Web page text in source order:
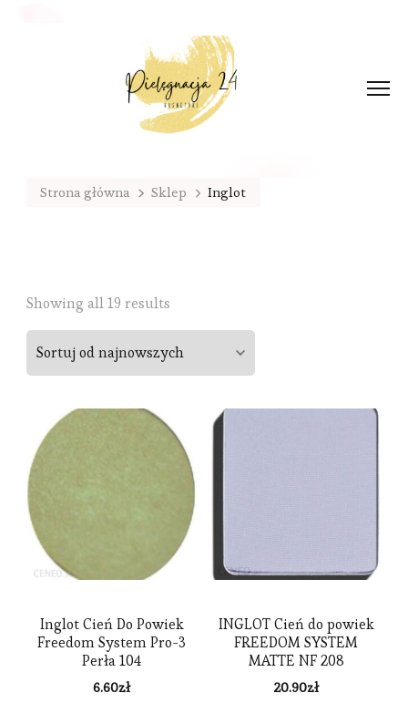
Strona główna Sklep Inglot
Showing all 19 results
by
latest
Inglot Cień Do Powiek
Freedom System Pro-3
Perła 104
6.60zł
INGLOT Cień do powiek
FREEDOM SYSTEM
MATTE NF 208
20.90zł